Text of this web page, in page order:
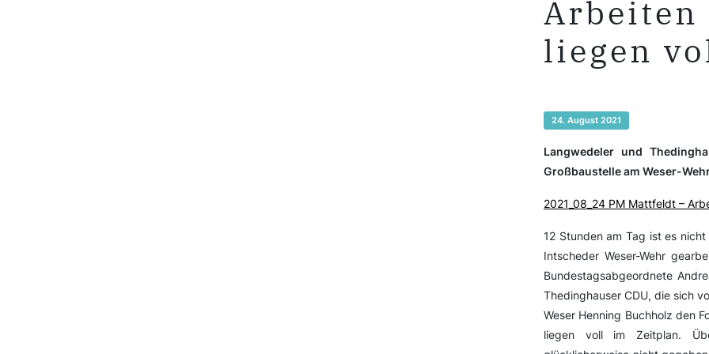
Arbeiten
liegen
24. August 2021
Langwedeler und
Großbaustelle am Weser-
2021_08_24 PM Mattfeldt –
12 Stunden am Tag ist es
Intscheder Weser-Wehr
Bundestagsabgeordnete
Thedinghauser CDU, die sich
Weser Henning Buchholz den
liegen voll im Zeitplan.